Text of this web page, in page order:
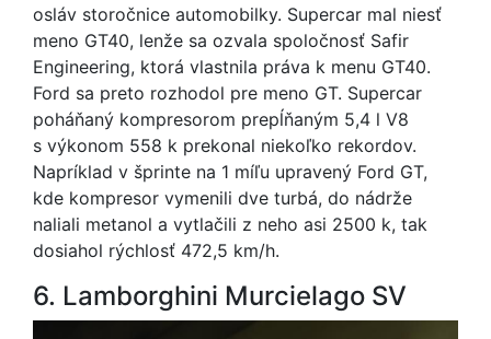
osláv storočnice automobilky. Supercar mal niesť
meno GT40, lenže sa ozvala spoločnosť Safir
Engineering, ktorá vlastnila práva k menu GT40.
Ford sa preto rozhodol pre meno GT. Supercar
poháňaný kompresorom prepĺňaným 5,4 l V8
s výkonom 558 k prekonal niekoľko rekordov.
Napríklad v šprinte na 1 míľu upravený Ford GT,
kde kompresor vymenili dve turbá, do nádrže
naliali metanol a vytlačili z neho asi 2500 k, tak
dosiahol rýchlosť 472,5 km/h.
6. Lamborghini Murcielago SV